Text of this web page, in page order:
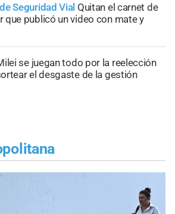
Seguridad Vial Quitan el carnet de
que publicó un video con mate y
se juegan todo por la reelección
el desgaste de la gestión